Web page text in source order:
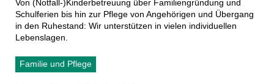
Von (Notfall-)Kinderbetreuung über Familiengründung und
Schulferien bis hin zur Pflege von Angehörigen und Übergang
in den Ruhestand: Wir unterstützen in vielen individuellen
Lebenslagen.
Familie und Pflege